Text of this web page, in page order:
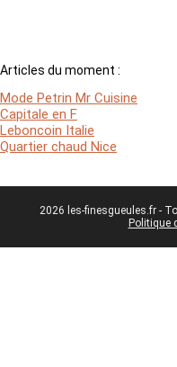
Articles du moment :
Mode Petrin Mr Cuisine
Capitale en F
Leboncoin Italie
Quartier chaud Nice
2026 les-finesgueules.fr -
Politique